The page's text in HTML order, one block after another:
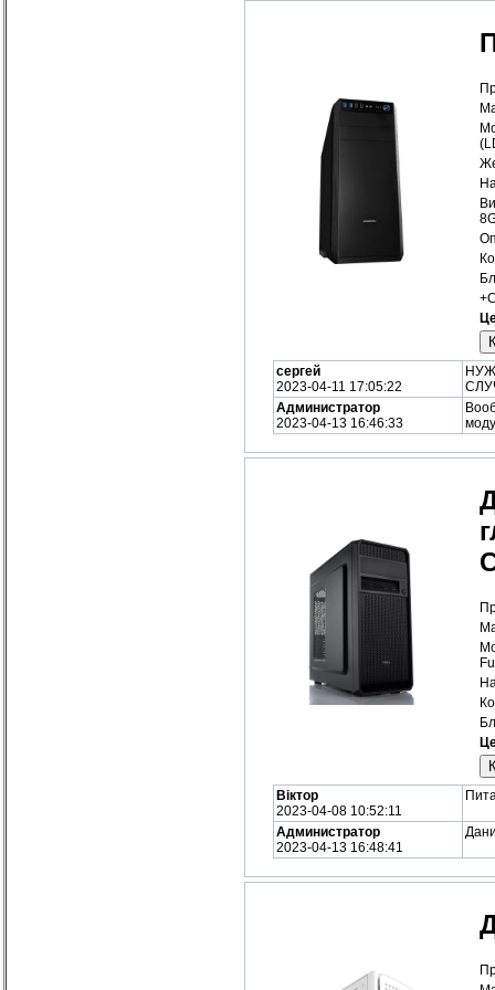
сергей
2023-04-11 17:05:22
Администратор
2023-04-13 16:46:33
Віктор
2023-04-08 10:52:11
Администратор
2023-04-13 16:48:41